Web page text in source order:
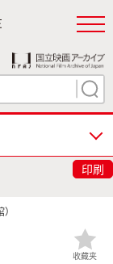
印刷
收藏夹